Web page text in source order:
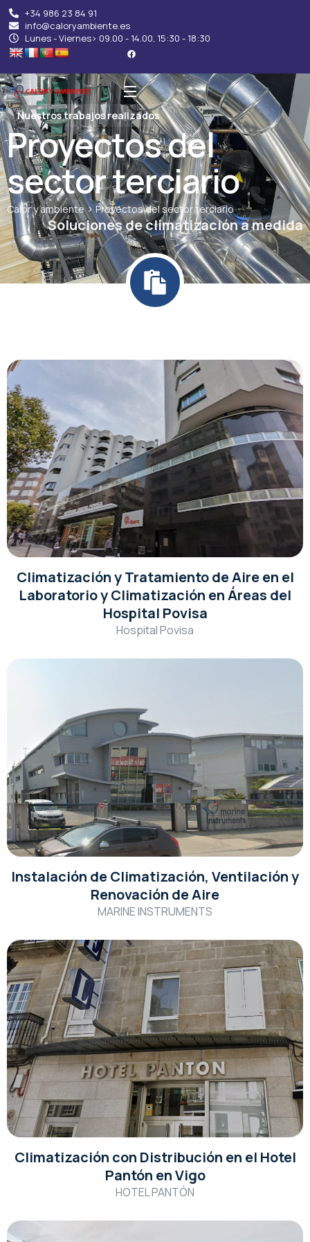
+34 986 23 84 91
info@caloryambiente.es
Lunes - Viernes> 09.00 - 14.00, 15:30 - 18:30
Nuestros trabajos realizados
Proyectos del
sector terciario
Calor y ambiente>Proyectos del sector terciario
Soluciones de climatización a medida
Climatización y Tratamiento de Aire en el
Laboratorio y Climatización en Áreas del
Hospital Povisa
Hospital Povisa
Instalación de Climatización, Ventilación y
Renovación de Aire
MARINE INSTRUMENTS
Climatización con Distribución en el Hotel
Pantón en Vigo
HOTEL PANTÓN